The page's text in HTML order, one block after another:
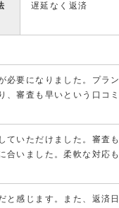
遅延なく返済
必要になりました。プラン
、審査も早いという口コミ
ていただけました。審査も
合いました。柔軟な対応も
と感じます。また、返済日